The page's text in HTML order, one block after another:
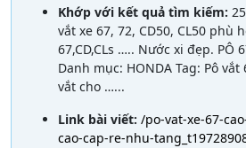
Khớp với kết quả tìm kiếm:
vắt xe 67, 72, CD50, CL50 phù
67,CD,CLs ….. Nước xi đẹp. PÔ
Danh mục: HONDA Tag: Pô
vắt cho …...
Link bài viết: /po-vat-xe-67-
cao-cap-re-nhu-